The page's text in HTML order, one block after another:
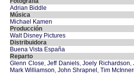
Adrian Biddle
Música
Michael Kamen
Producción
Walt Disney Pictures
Distribuidora
Buena Vista España
Reparto
Glenn Close,Jeff Daniels,Joely Richardson,
Mark Williamson, John Shrapnel , Tim